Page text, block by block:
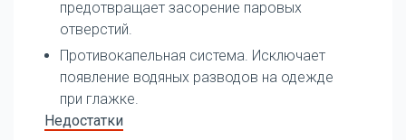
предотвращает засорение паровых
отверстий.
Противокапельная система. Исключает
появление водяных разводов на одежде
при глажке.
Недостатки